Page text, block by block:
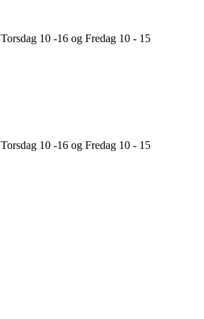
10 -16 og Fredag 10 - 15
10 -16 og Fredag 10 - 15